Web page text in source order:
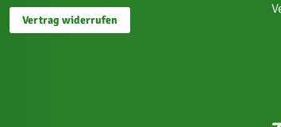
Vertrag widerrufen